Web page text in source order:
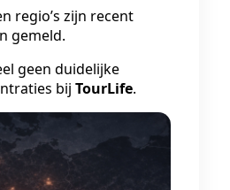
regio’s zijn recent
gemeld.
geen duidelijke
bij TourLife.